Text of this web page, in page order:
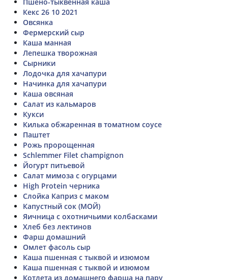
Кекс 26 10 2021
Овсянка
Фермерский сыр
Каша манная
Лепешка творожная
Сырники
Лодочка для хачапури
Начинка для хачапури
Каша овсяная
Салат из кальмаров
Кукси
Килька обжаренная в томатном соусе
Паштет
Рожь пророщенная
Schlemmer Filet champignon
Йогурт питьевой
Салат мимоза с огурцами
High Protein черника
Слойка Каприз с маком
Капустный сок (МОЙ)
Яичница с охотничьими колбасками
Хлеб без лектинов
Фарш домашний
Омлет фасоль сыр
Каша пшенная с тыквой и изюмом
Каша пшенная с тыквой и изюмом
Котлета из домашнего фарша на пару